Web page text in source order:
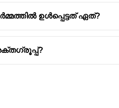
ഉൾപ്പെട്ടത് ഏത്?